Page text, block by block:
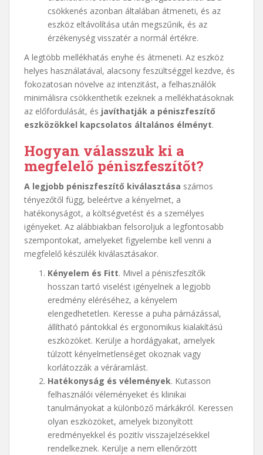
csökkenés azonban általában átmeneti, és az
eszköz eltávolítása után megszűnik, és az
érzékenység visszatér a normál értékre.
A legtöbb mellékhatás enyhe és átmeneti. Az eszköz
helyes használatával, alacsony feszültséggel kezdve, és
fokozatosan növelve az intenzitást, a felhasználók
minimálisra csökkenthetik ezeknek a mellékhatásoknak
az előfordulását, és javíthatják a péniszfeszítő
eszközökkel kapcsolatos általános élményt.
Hogyan válasszuk ki a
megfelelő péniszfeszítőt?
A legjobb péniszfeszítő kiválasztása számos
tényezőtől függ, beleértve a kényelmet, a
hatékonyságot, a költségvetést és a személyes
igényeket. Az alábbiakban felsoroljuk a legfontosabb
szempontokat, amelyeket figyelembe kell venni a
megfelelő készülék kiválasztásakor.
Kényelem és Fitt. Mivel a péniszfeszítők
hosszan tartó viselést igényelnek a legjobb
eredmény eléréséhez, a kényelem
elengedhetetlen. Keresse a puha párnázással,
állítható pántokkal és ergonomikus kialakítású
eszközöket. Kerülje a hordágyakat, amelyek
túlzott kényelmetlenséget okoznak vagy
korlátozzák a véráramlást.
Hatékonyság és vélemények. Kutasson
felhasználói véleményeket és klinikai
tanulmányokat a különböző márkákról. Keressen
olyan eszközöket, amelyek bizonyított
eredményekkel és pozitív visszajelzésekkel
rendelkeznek. Kerülje a nem ellenőrzött